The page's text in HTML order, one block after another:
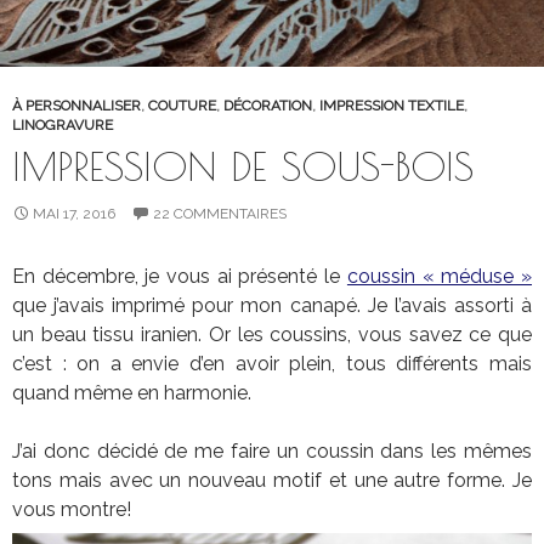
À PERSONNALISER, COUTURE, DÉCORATION, IMPRESSION TEXTILE,
LINOGRAVURE
IMPRESSION DE SOUS-BOIS
MAI 17, 2016 22 COMMENTAIRES
En décembre, je vous ai présenté le coussin « méduse »
que j’avais imprimé pour mon canapé. Je l’avais assorti à
un beau tissu iranien. Or les coussins, vous savez ce que
c’est : on a envie d’en avoir plein, tous différents mais
quand même en harmonie.
J’ai donc décidé de me faire un coussin dans les mêmes
tons mais avec un nouveau motif et une autre forme. Je
vous montre!